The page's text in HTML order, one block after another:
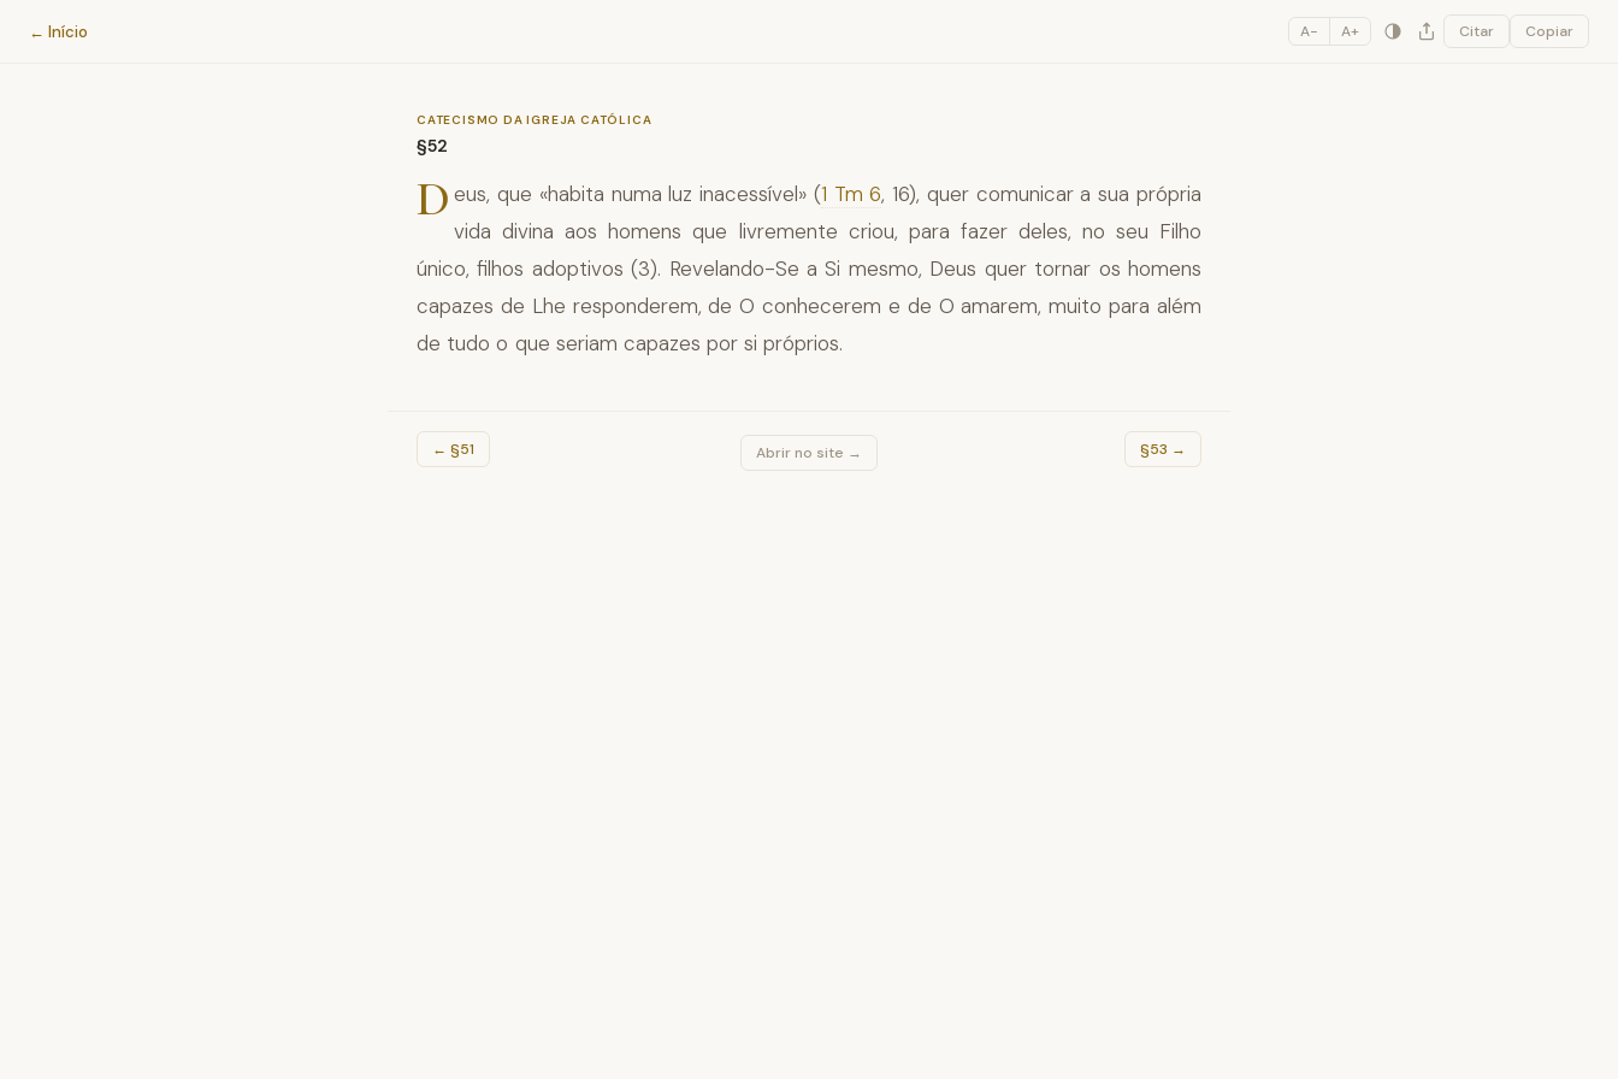
Catecismo da Igreja Católica
← Início A− A+ Citar Copiar
CATECISMO DA IGREJA CATÓLICA
§52
D eus, que «habita numa luz inacessível» (1 Tm 6, 16), quer comunicar a sua própria
vida divina aos homens que livremente criou, para fazer deles, no seu Filho
único, filhos adoptivos (3). Revelando-Se a Si mesmo, Deus quer tornar os homens
capazes de Lhe responderem, de O conhecerem e de O amarem, muito para além
de tudo o que seriam capazes por si próprios.
← §51 Abrir no site → §53 →